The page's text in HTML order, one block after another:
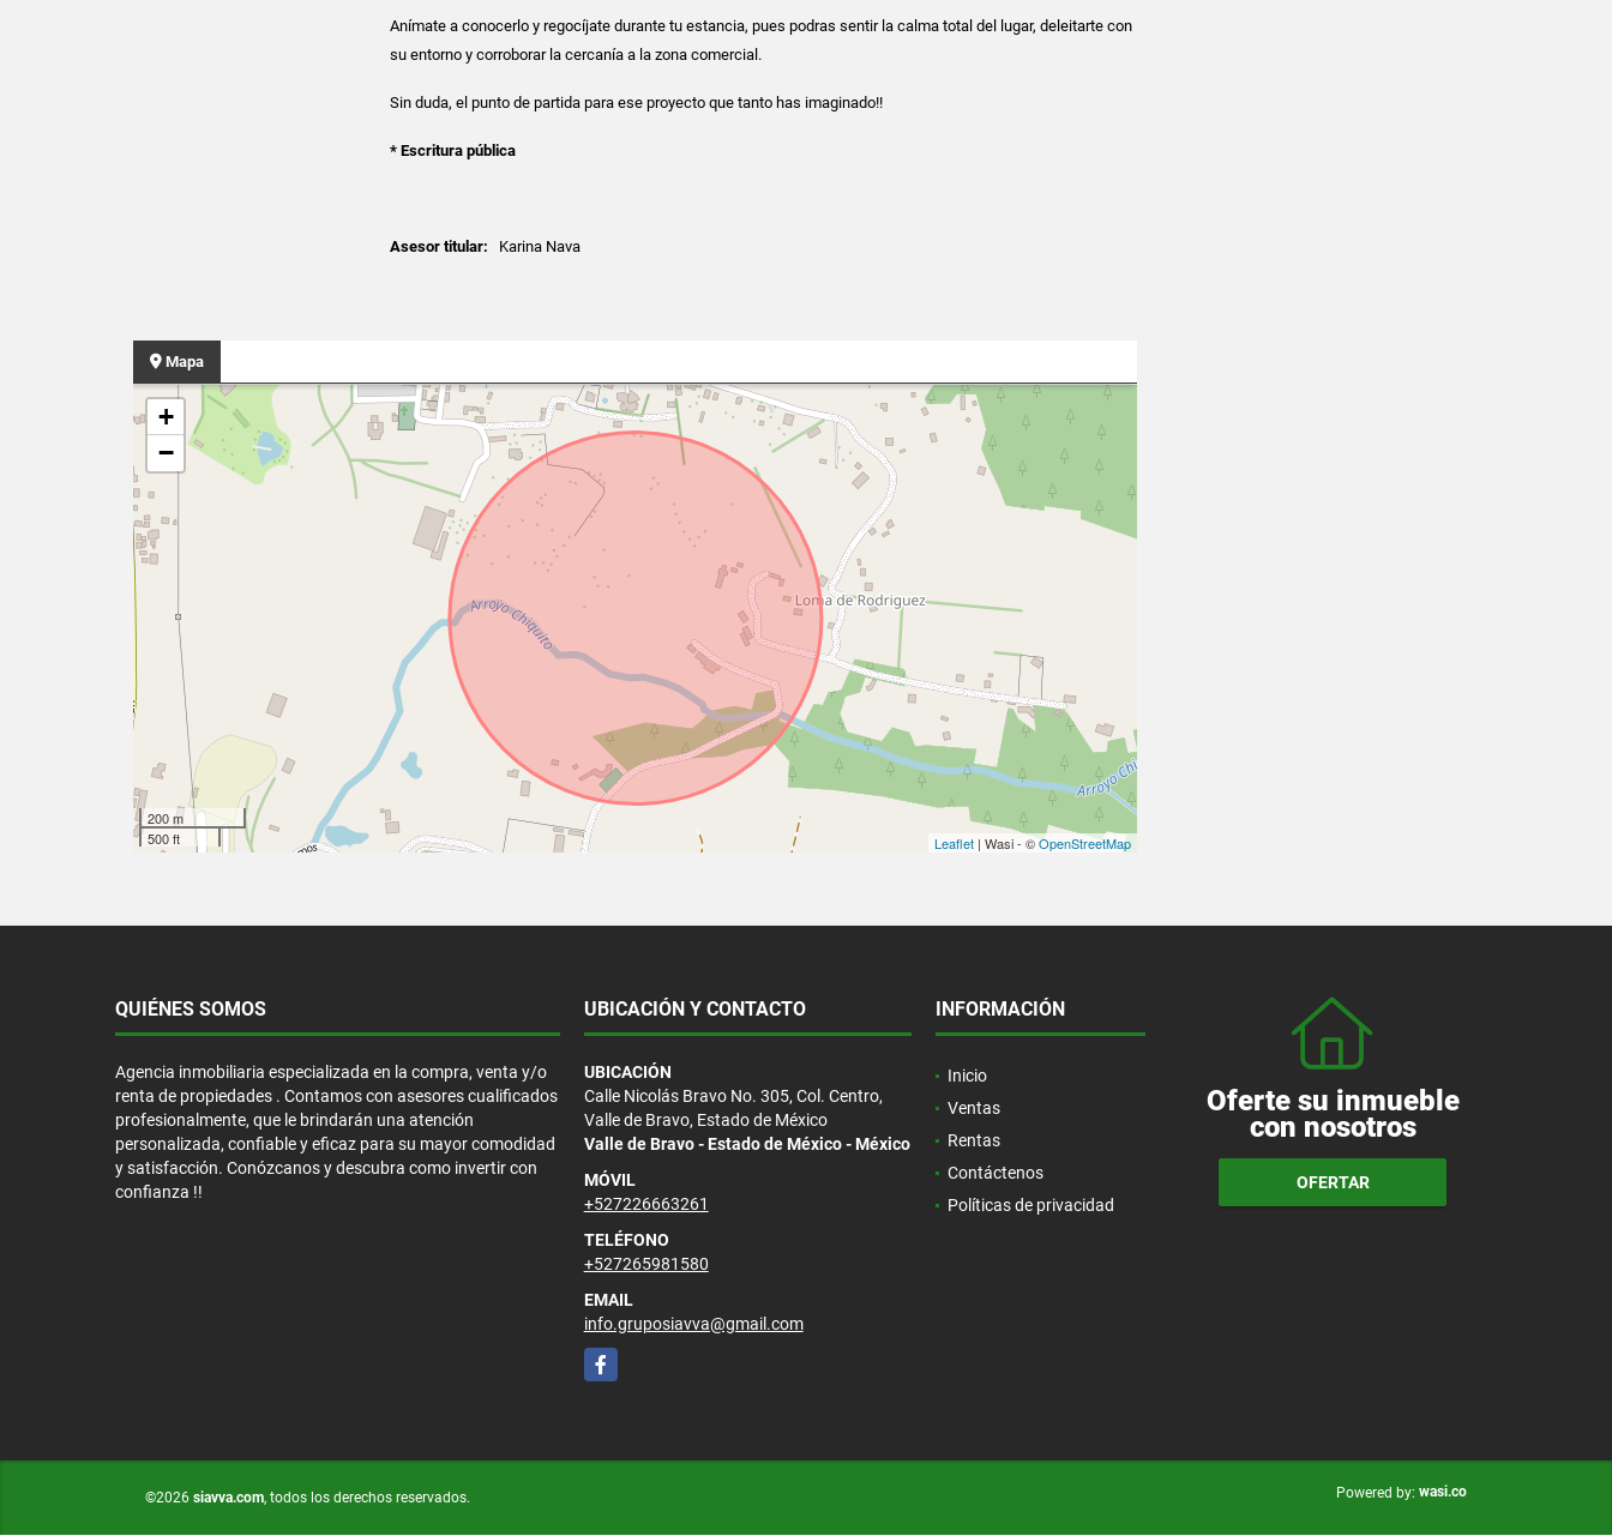
Anímate a conocerlo y regocíjate durante tu estancia, pues podras sentir la calma total del lugar, deleitarte con
su entorno y corroborar la cercanía a la zona comercial.
Sin duda, el punto de partida para ese proyecto que tanto has imaginado!!
* Escritura pública
Asesor titular: Karina Nava
Mapa
+
−
200 m
500 ft
Leaflet| Wasi - ©OpenStreetMap
QUIÉNES SOMOS
Agencia inmobiliaria especializada en la compra, venta y/o
renta de propiedades . Contamos con asesores cualificados
profesionalmente, que le brindarán una atención
personalizada, confiable y eficaz para su mayor comodidad
y satisfacción. Conózcanos y descubra como invertir con
confianza !!
UBICACIÓN Y CONTACTO
UBICACIÓN
Calle Nicolás Bravo No. 305, Col. Centro,
Valle de Bravo, Estado de México
Valle de Bravo - Estado de México - México
MÓVIL
+527226663261
TELÉFONO
+527265981580
EMAIL
info.gruposiavva@gmail.com
Facebook
INFORMACIÓN
Inicio
Ventas
Rentas
Contáctenos
Políticas de privacidad
Oferte su inmueble
con nosotros
OFERTAR
©2026 siavva.com, todos los derechos reservados. Powered by: wasi.co